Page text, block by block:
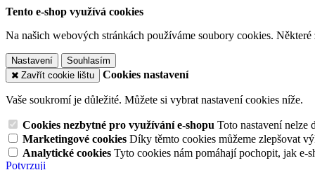
Tento e-shop využívá cookies
Na našich webových stránkách používáme soubory cookies.
Nastavení
Souhlasím
Zavřít cookie lištu
Cookies nastavení
Vaše soukromí je důležité. Můžete si vybrat nastavení cookies níže.
Cookies nezbytné pro využívání e-shopu Toto nastavení nelze
Marketingové cookies Díky těmto cookies můžeme zlepšovat
Analytické cookies Tyto cookies nám pomáhají pochopit, jak e-
Potvrzuji